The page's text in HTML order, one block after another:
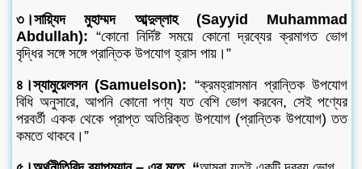
৩।সায়্যিদ মুহাম্মদ আব্দুল্লাহ (Sayyid Muhammad
Abdullah): “কোনো নির্দিষ্ট সময়ে কোনো দ্রব্যের ক্রমাগত ভোগ
বৃদ্ধির সঙ্গে সঙ্গে প্রান্তিক উপযোগ হ্রাস পায়।”
৪।স্যামুয়েলসন (Samuelson): “ক্রমহ্রাসমান প্রান্তিক উপযোগ
বিধি অনুসারে, আপনি কোনো পণ্য যত বেশি ভোগ করবেন, সেই পণ্যের
পরবর্তী একক থেকে প্রাপ্ত অতিরিক্ত উপযোগ (প্রান্তিক উপযোগ) তত
কমতে থাকবে।”